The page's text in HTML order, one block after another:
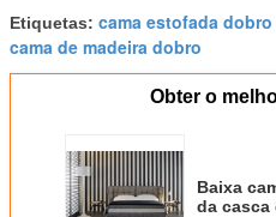
Etiquetas: cama estofada dobro
cama de madeira dobro
Obter o
Baixa
da casca